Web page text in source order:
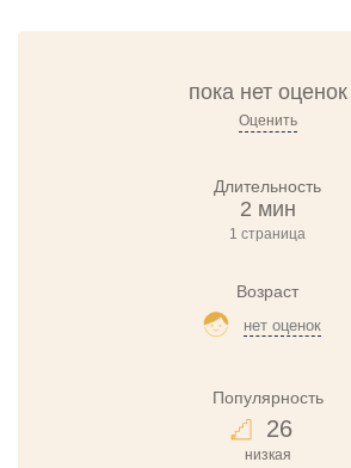
пока нет оценок
Оценить
Длительность
2 мин
1 страница
Возраст
нет оценок
Популярность
26
низкая